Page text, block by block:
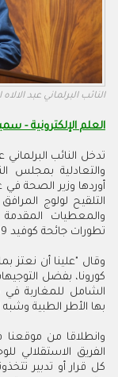
النائب البرلماني عبد
العلم الإلكترونية -
تدخل النائب
والتعادلية بمجلس
أوردها وزير الصحة
التلقيح لولوج
والمعطيات
تطورات جائحة كوفيد 19 والإجراءات المتخذة التي تقتضيها المرحلة.
وقال "علينا أن نعتز
كورونا، بفضل
الشامل للمغاربة
بها الأطر الطبية وشبه
وانطلاقا من موقعنا
الفريق الاستقلالي
كل قرار أو تدبير